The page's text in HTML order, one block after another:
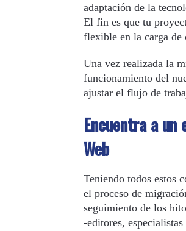
adaptación de la
El fin es que tu
flexible en la carga
Una vez realizada la
funcionamiento del
ajustar el flujo de
Encuentra a
Web
Teniendo todos estos
el proceso de
seguimiento de los
-editores,